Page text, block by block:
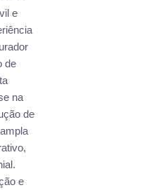
e
de
na
de
e